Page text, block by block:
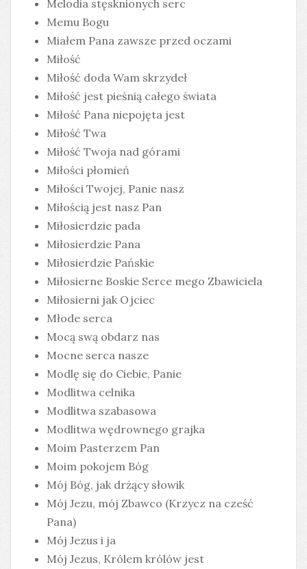
Melodia stęsknionych serc
Memu Bogu
Miałem Pana zawsze przed oczami
Miłość
Miłość doda Wam skrzydeł
Miłość jest pieśnią całego świata
Miłość Pana niepojęta jest
Miłość Twa
Miłość Twoja nad górami
Miłości płomień
Miłości Twojej, Panie nasz
Miłością jest nasz Pan
Miłosierdzie pada
Miłosierdzie Pana
Miłosierdzie Pańskie
Miłosierne Boskie Serce mego Zbawiciela
Miłosierni jak Ojciec
Młode serca
Mocą swą obdarz nas
Mocne serca nasze
Modlę się do Ciebie, Panie
Modlitwa celnika
Modlitwa szabasowa
Modlitwa wędrownego grajka
Moim Pasterzem Pan
Moim pokojem Bóg
Mój Bóg, jak drżący słowik
Mój Jezu, mój Zbawco (Krzycz na cześć
Pana)
Mój Jezus i ja
Mój Jezus, Królem królów jest